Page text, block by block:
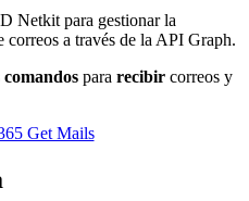
Netkit para gestionar la
a través de la API Graph.
comandos para recibir correos y
Get Mails